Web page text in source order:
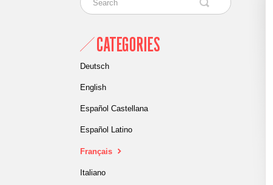
CATEGORIES
Deutsch
English
Español Castellana
Español Latino
Français
Italiano